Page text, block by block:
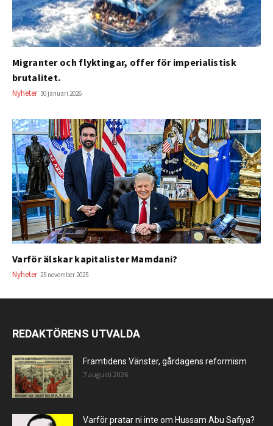
Migranter och flyktingar, offer för imperialistisk
brutalitet.
Nyheter 30 januari 2026
Varför älskar kapitalister Mamdani?
Nyheter 25 november 2025
REDAKTÖRENS UTVALDA
Framtidens Vänster, gårdagens reformism
7 augusti 2026
Varför pratar ni inte om Hussam Abu Safiya?